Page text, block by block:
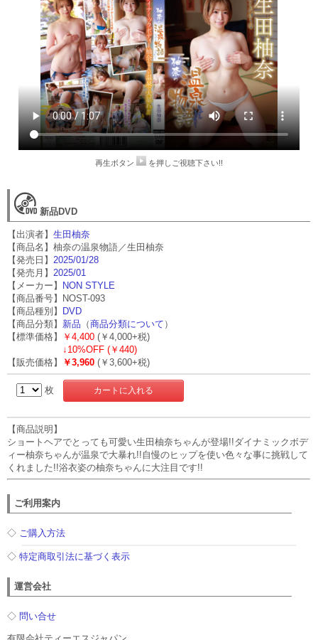
再生ボタン を押しご視聴下さい!!
新品DVD
【出演者】生田柚奈
【商品名】柚奈の温泉物語／生田柚奈
【発売日】 2025/01/28
【発売月】 2025/01
【メーカー】 NON STYLE
【商品番号】NOST-093
【商品種別】 DVD
【商品分類】 新品 （商品分類について ）
【標準価格】
￥4,400 (￥4,000+税)
↓ 10%OFF (￥440)
【販売価格】
￥3,960 (￥3,600+税)
枚
【商品説明】
ショートヘアでとっても可愛い生田柚奈ちゃんが登場!!ダイナミックボデ
ィー柚奈ちゃんが温泉で大暴れ!!自慢のヒップを使い色々な事に挑戦して
くれました!!浴衣姿の柚奈ちゃんに大注目です!!
ご利用案内
◇ ご購入方法
◇特定商取引法に基づく表示
運営会社
◇ 問い合せ